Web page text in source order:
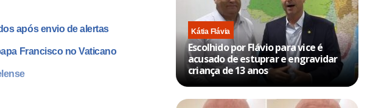
após envio de alertas
Francisco no Vaticano
Kátia Flávia
Escolhido por Flávio para vice é
acusado de estuprar e engravidar
criança de 13 anos